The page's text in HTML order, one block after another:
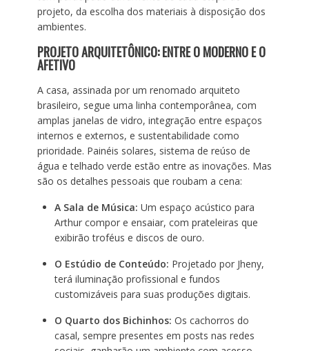
projeto, da escolha dos materiais à disposição dos
ambientes.
PROJETO ARQUITETÔNICO: ENTRE O MODERNO E O
AFETIVO
A casa, assinada por um renomado arquiteto
brasileiro, segue uma linha contemporânea, com
amplas janelas de vidro, integração entre espaços
internos e externos, e sustentabilidade como
prioridade. Painéis solares, sistema de reúso de
água e telhado verde estão entre as inovações. Mas
são os detalhes pessoais que roubam a cena:
A Sala de Música: Um espaço acústico para
Arthur compor e ensaiar, com prateleiras que
exibirão troféus e discos de ouro.
O Estúdio de Conteúdo: Projetado por Jheny,
terá iluminação profissional e fundos
customizáveis para suas produções digitais.
O Quarto dos Bichinhos: Os cachorros do
casal, sempre presentes em posts nas redes